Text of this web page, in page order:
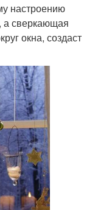
настроению
а сверкающая
окна, создаст